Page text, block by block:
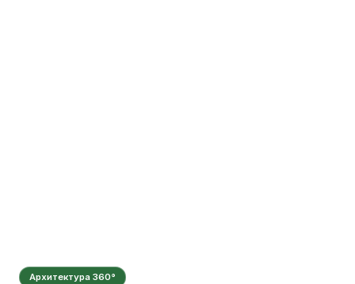
Архитектура 360°